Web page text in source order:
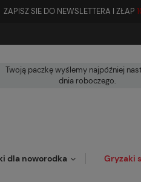
ZAPISZ SIE DO NEWSLETTERA I ZŁAP
Twoją paczkę wyślemy najpóźniej
dnia roboczego.
dla noworodka Gryzaki